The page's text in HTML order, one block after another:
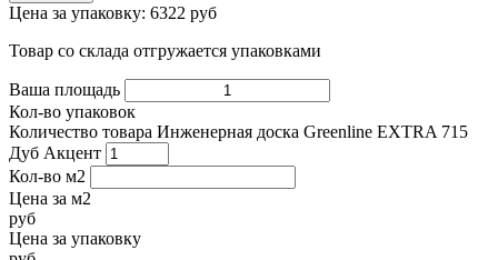
Цена за упаковку: 6322 руб
Товар со склада отгружается упаковками
Ваша площадь
Кол-во упаковок
Количество товара Инженерная доска Greenline EXTRA 715
Дуб Акцент
Кол-во м2
Цена за м2
руб
Цена за упаковку